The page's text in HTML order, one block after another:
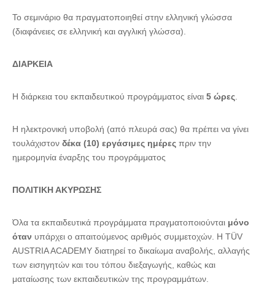
Το σεμινάριο θα πραγματοποιηθεί στην ελληνική γλώσσα
(διαφάνειες σε ελληνική και αγγλική γλώσσα).
ΔΙΑΡΚΕΙΑ
Η διάρκεια του εκπαιδευτικού προγράμματος είναι 5 ώρες
Η ηλεκτρονική υποβολή (από πλευρά σας) θα πρέπει να γίνει
τουλάχιστον δέκα (10) εργάσιμες ημέρες πριν την
ημερομηνία έναρξης του προγράμματος
ΠΟΛΙΤΙΚΗ ΑΚΥΡΩΣΗΣ
Όλα τα εκπαιδευτικά προγράμματα πραγματοποιούνται μόνο
όταν υπάρχει ο απαιτούμενος αριθμός συμμετοχών. Η TÜV
AUSTRIA ACADEMY διατηρεί το δικαίωμα αναβολής, αλλαγής
των εισηγητών και του τόπου διεξαγωγής, καθώς και
ματαίωσης των εκπαιδευτικών της προγραμμάτων.